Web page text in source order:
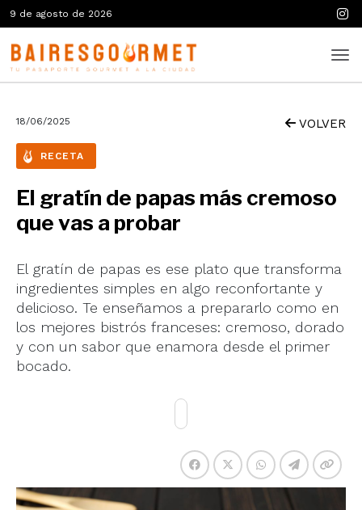
9 de agosto de 2026
18/06/2025 VOLVER
RECETA
El gratín de papas más cremoso
que vas a probar
El gratín de papas es ese plato que transforma
ingredientes simples en algo reconfortante y
delicioso. Te enseñamos a prepararlo como en
los mejores bistrós franceses: cremoso, dorado
y con un sabor que enamora desde el primer
bocado.